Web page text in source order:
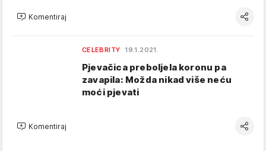
Komentiraj
CELEBRITY 19.1.2021.
Pjevačica preboljela koronu pa
zavapila: Možda nikad više neću
moći pjevati
Komentiraj